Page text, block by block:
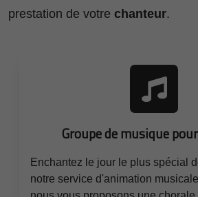
prestation de votre chanteur.
Groupe de musique
Enchantez le jour le plus spécial
notre service d'animation